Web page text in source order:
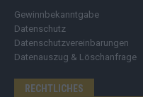
Gewinnbekanntgabe
Datenschutz
Datenschutzvereinbarungen
Datenauszug & Löschanfrage
RECHTLICHES